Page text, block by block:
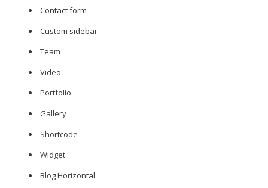
Contact form
Custom sidebar
Team
Video
Portfolio
Gallery
Shortcode
Widget
Blog Horizontal